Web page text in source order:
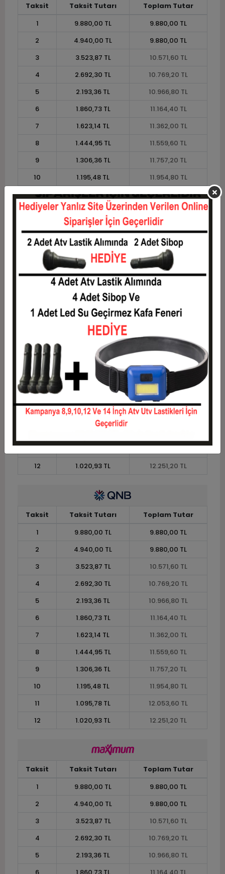
Taksit Taksit Tutarı
Toplam Tutar
1
9.880,00 TL
9.880,00 TL
2
4.940,00 TL
9.880,00 TL
3
3.523,87 TL
10.571,60 TL
4
2.692,30 TL
10.769,20 TL
5
2.193,36 TL
10.966,80 TL
6
1.860,73 TL
11.164,40 TL
7
1.623,14 TL
11.362,00 TL
8
1.444,95 TL
11.559,60 TL
9
1.306,36 TL
11.757,20 TL
10
1.195,48 TL
11.954,80 TL
11
1.095,78 TL
12.053,60 TL
12
1.020,93 TL 12.251,20 TL
Taksit Taksit Tutarı
Toplam Tutar
1
9.880,00 TL
9.880,00 TL
4.940,00 TL
3
3.523,87 TL
10.571,60 TL
2.692,30 TL
5
2.193,36 TL
6
1.860,73 TL
11.164,40 TL
7
1.623,14 TL
11.362,00 TL
8
11.559,60 TL
9
1.306,36 TL
11.757,20 TL
1.195,48 TL
11
1.095,78 TL
12.053,60 TL
12
1.020,93 TL 12.251,20 TL
Taksit Taksit Tutarı
Toplam Tutar
1
9.880,00 TL
9.880,00 TL
2
4.940,00 TL
9.880,00 TL
3
3.523,87 TL
10.571,60 TL
4
2.692,30 TL
10.769,20 TL
5
2.193,36 TL
10.966,80 TL
6
1.860,73 TL
11.164,40 TL
7
1.623,14 TL
11.362,00 TL
8
1.444,95 TL
11.559,60 TL
9
1.306,36 TL
11.757,20 TL
10
1.195,48 TL
11.954,80 TL
11
1.095,78 TL
12.053,60 TL
12
1.020,93 TL 12.251,20 TL
Taksit Taksit Tutarı
Toplam Tutar
1
9.880,00 TL
9.880,00 TL
2
4.940,00 TL
9.880,00 TL
3
3.523,87 TL
10.571,60 TL
4
2.692,30 TL
10.769,20 TL
5
2.193,36 TL
10.966,80 TL